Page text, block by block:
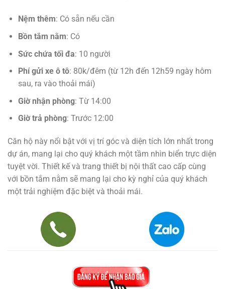
Nệm thêm: Có sẵn nếu cần
Bồn tắm nằm: Có
Sức chứa tối đa: 10 người
Phí gửi xe ô tô: 80k/đêm (từ 12h đến 12h59 ngày hôm
sau, ra vào thoải mái)
Giờ nhận phòng: Từ 14:00
Giờ trả phòng: Trước 12:00
Căn hộ này nổi bật với vị trí góc và diện tích lớn nhất trong
dự án, mang lại cho quý khách một tầm nhìn biển trực diện
tuyệt vời. Thiết kế và trang thiết bị nội thất cao cấp cùng
với bồn tắm nằm sẽ mang lại cho kỳ nghỉ của quý khách
một trải nghiệm đặc biệt và thoải mái.